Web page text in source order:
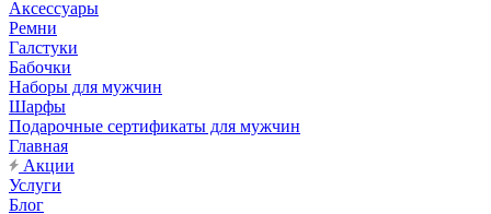
Аксессуары
Ремни
Галстуки
Бабочки
Наборы для мужчин
Шарфы
Подарочные сертификаты для мужчин
Главная
Акции
Услуги
Блог